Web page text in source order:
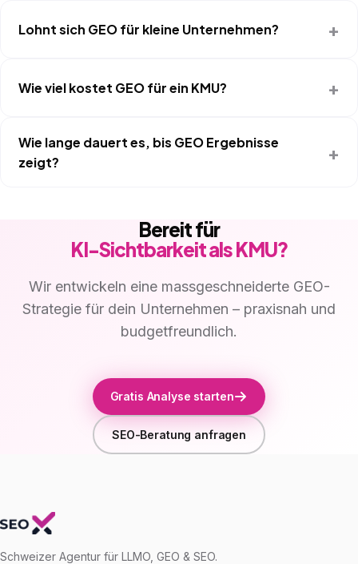
Lohnt sich GEO für kleine Unternehmen?
Wie viel kostet GEO für ein KMU?
Wie lange dauert es, bis GEO Ergebnisse
zeigt?
Bereit für
KI-Sichtbarkeit als KMU?
Wir entwickeln eine massgeschneiderte GEO-
Strategie für dein Unternehmen – praxisnah und
budgetfreundlich.
Gratis Analyse starten
SEO-Beratung anfragen
Schweizer Agentur für LLMO, GEO & SEO.